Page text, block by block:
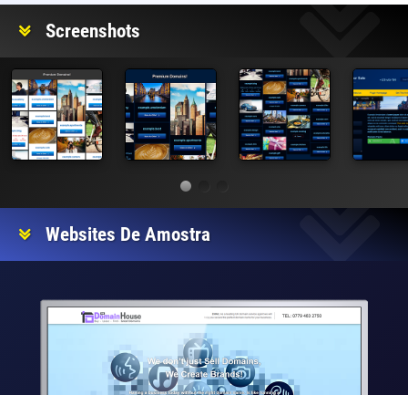
Screenshots
Websites De Amostra